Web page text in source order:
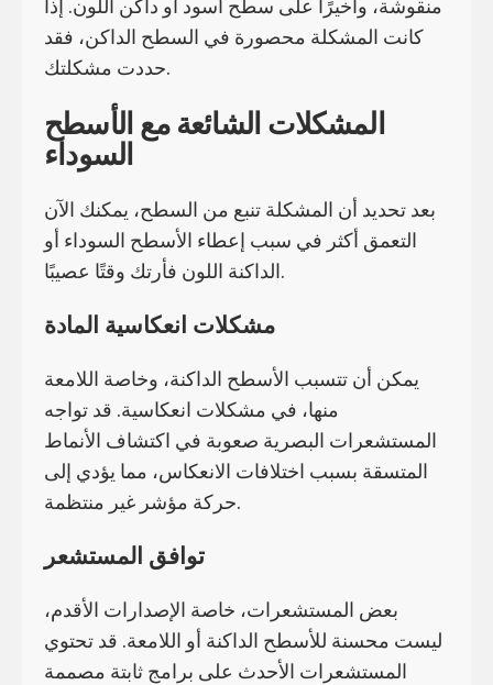
منقوشة، وأخيرًا على سطح أسود أو داكن اللون. إذا
كانت المشكلة محصورة في السطح الداكن، فقد
حددت مشكلتك.
المشكلات الشائعة مع الأسطح
السوداء
بعد تحديد أن المشكلة تنبع من السطح، يمكنك الآن
التعمق أكثر في سبب إعطاء الأسطح السوداء أو
الداكنة اللون فأرتك وقتًا عصيبًا.
مشكلات انعكاسية المادة
يمكن أن تتسبب الأسطح الداكنة، وخاصة اللامعة
منها، في مشكلات انعكاسية. قد تواجه
المستشعرات البصرية صعوبة في اكتشاف الأنماط
المتسقة بسبب اختلافات الانعكاس، مما يؤدي إلى
حركة مؤشر غير منتظمة.
توافق المستشعر
بعض المستشعرات، خاصة الإصدارات الأقدم،
ليست محسنة للأسطح الداكنة أو اللامعة. قد تحتوي
المستشعرات الأحدث على برامج ثابتة مصممة